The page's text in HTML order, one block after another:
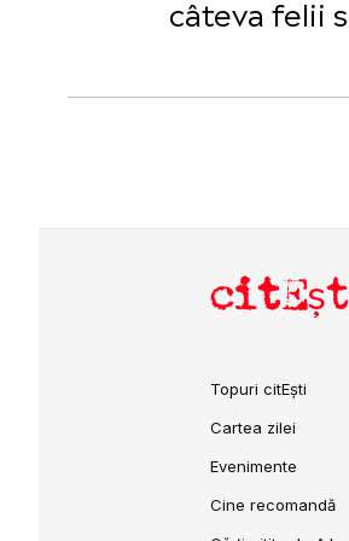
câteva felii
Topuri citEști
Cartea zilei
Evenimente
Cine recomandă